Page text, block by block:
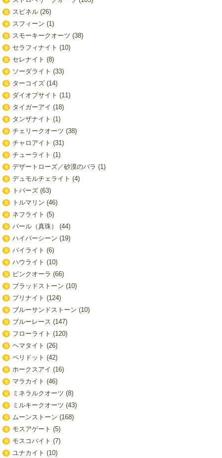
スピネル(26)
スフィーン (1)
スモーキークオーツ (38)
セラフィナイト (10)
セレナイト (8)
ソーダライト (33)
ターコイズ(14)
ダイオプサイト (11)
タイガーアイ (18)
タンザナイト (1)
チェリークオーツ (38)
チャロアイト (31)
チューライト (1)
デザートローズ／砂漠のバラ (1)
デュモルチェライト (4)
トパーズ(63)
トルマリン (46)
ネフライト (5)
パール（真珠）
(44)
ハイパーシーン (19)
パイライト (6)
ハウライト (10)
ピンクオーラ (66)
ブラッドストーン (10)
プリナイト (124)
ブルーサンドストーン (10)
ブルーレース (147)
フローライト (120)
ヘマタイト (26)
ペリドット (42)
ホークスアイ (16)
マラカイト (46)
ミネラルクオーツ (8)
ミルキークオーツ (43)
ムーンストーン (168)
モスアゲート (5)
モスコバイト (7)
ユナカイト (10)